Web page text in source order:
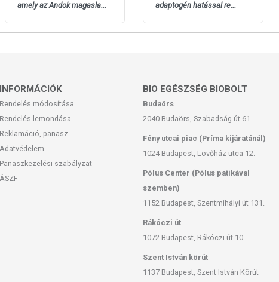
időpontot.
frissítjük, törekszünk arra, hogy naprakészek legyenek.
ennek ellenére a webshopon szereplő adatok (beleértve a
információkat is) csak tájékoztató jellegűek, a tényleges
adódóan. A friss, aktuális információkat a termékek
vegyes étrendet és az egészséges életmódot! A termék nem
orvosi kezelés helyettesítésére alkalmas! Betegség esetén
bármelyikére érzékeny vagy allergiás! Kisgyermektől elzárva
amely az Andok magasla...
adaptogén hatással re...
INFORMÁCIÓK
Rendelés módosítása
Rendelés lemondása
Reklamáció, panasz
Adatvédelem
Panaszkezelési szabályzat
ÁSZF
BIO EGÉSZSÉG BIOBOLT
Budaörs
2040 Budaörs, Szabadság út 61.
Fény utcai piac (Príma kijáratánál)
1024 Budapest, Lövőház utca 12.
Pólus Center (Pólus patikával
szemben)
1152 Budapest, Szentmihályi út 131.
Rákóczi út
1072 Budapest, Rákóczi út 10.
Szent István körút
1137 Budapest, Szent István Körút